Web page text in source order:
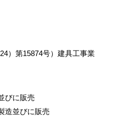
）第15874号）建具工事業
びに販売
造並びに販売